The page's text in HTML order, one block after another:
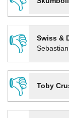
👎
Swiss &
👎
Toby